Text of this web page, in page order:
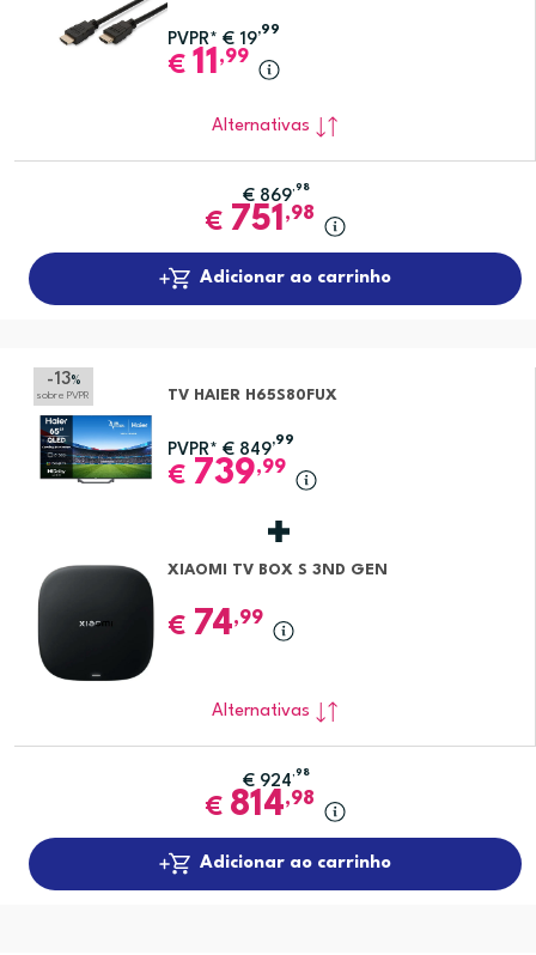
PVPR* € 19
,99
€ 11 ,99
Alternativas
€ 869,98
€ 751 ,98
Adicionar ao carrinho
-13%
sobre PVPR TV HAIER H65S80FUX
PVPR* € 849
,99
€ 739,99
XIAOMI TV BOX S 3ND GEN
€ 74,99
Alternativas
€ 924,98
€ 814,98
Adicionar ao carrinho